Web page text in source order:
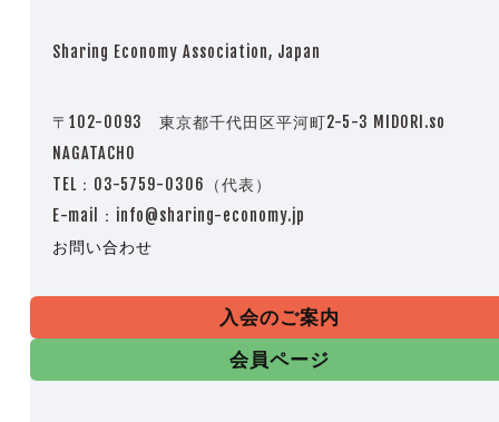
Sharing Economy Association, Japan
〒102-0093 東京都千代田区平河町2-5-3 MIDORI.so
NAGATACHO
TEL：03-5759-0306（代表）
E-mail：info@sharing-economy.jp
お問い合わせ
入会のご案内
会員ページ